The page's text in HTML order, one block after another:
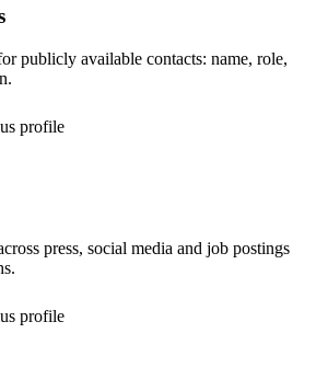
publicly available contacts: name, role,
profile
press, social media and job postings
profile